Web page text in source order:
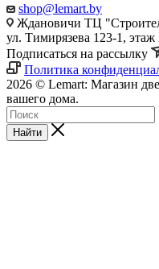
shop@lemart.by
Ждановичи ТЦ
ул. Тимирязева 123-1, этаж
Подписаться на рассылку
Политика
2026 © Lemart: Магазин
вашего дома.
Найти